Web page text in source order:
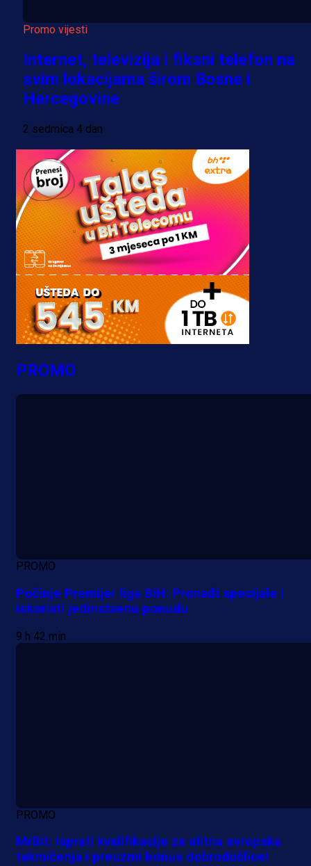
Promo vijesti
Internet, televizija i fiksni telefon na
svim lokacijama širom Bosne i
Hercegovine
2 sedmica 4 dan
PROMO
PROMO
Počinje Premijer liga BiH: Pronađi specijale i
iskoristi jedinstvenu ponudu
9 h 42 min
PROMO
MrBit: Isprati kvalifikacije za elitna evropska
takmičenja i preuzmi bonus dobrodošlice!